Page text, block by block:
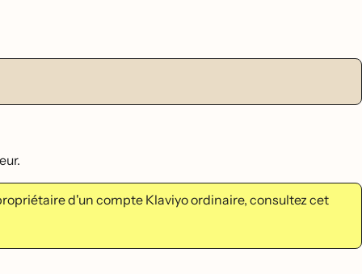
d'un compte Klaviyo ordinaire, consultez cet